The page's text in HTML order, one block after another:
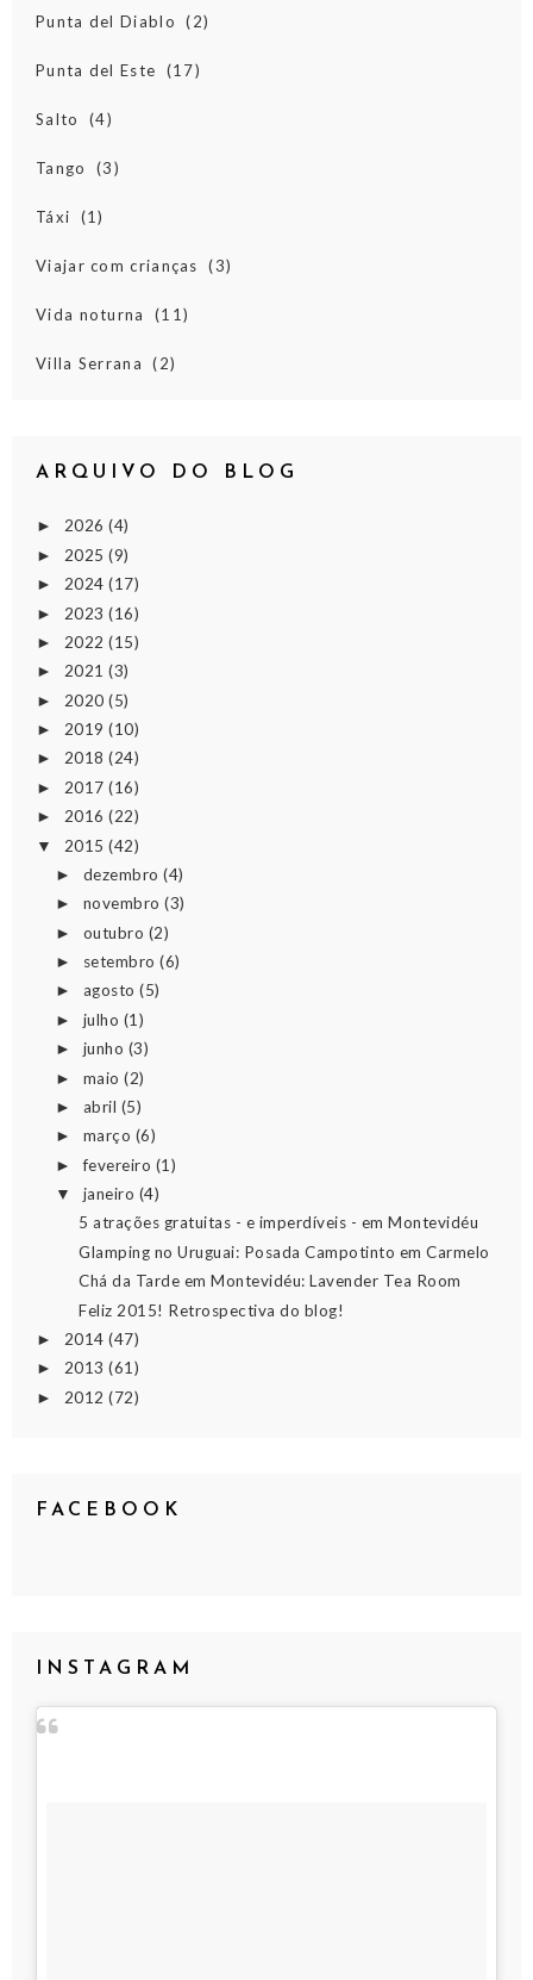
Punta del Diablo (2)
Punta del Este (17)
Salto (4)
Tango (3)
Táxi (1)
Viajar com crianças (3)
Vida noturna (11)
Villa Serrana (2)
ARQUIVO DO BLOG
► 2026 (4)
► 2025 (9)
► 2024 (17)
► 2023 (16)
► 2022 (15)
► 2021 (3)
► 2020 (5)
► 2019 (10)
► 2018 (24)
► 2017 (16)
► 2016 (22)
▼ 2015 (42)
► dezembro(4)
► novembro(3)
► outubro (2)
► setembro(6)
► agosto(5)
► julho (1)
► junho (3)
► maio(2)
► abril (5)
► março (6)
►fevereiro (1)
▼ janeiro (4)
5 atrações gratuitas - e imperdíveis - em Montevidéu
Glamping no Uruguai: Posada Campotinto em Carmelo
Chá da Tarde em Montevidéu: Lavender Tea Room
Feliz 2015! Retrospectiva do blog!
► 2014 (47)
► 2013 (61)
► 2012 (72)
FACEBOOK
INSTAGRAM